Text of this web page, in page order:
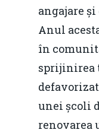
angajare
Anul
în
sprijinirea
unei școli
renovarea